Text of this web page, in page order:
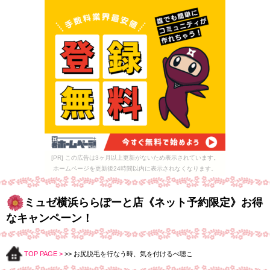
[PR] この広告は3ヶ月以上更新がないため表示されています。
ホームページを更新後24時間以内に表示されなくなります。
ミュゼ横浜ららぽーと店《ネット予約限定》お得
なキャンペーン！
TOP PAGE > >> お尻脱毛を行なう時、気を付けるべ聴こ